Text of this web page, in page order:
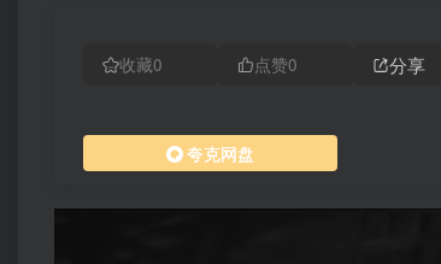
收藏0 点赞0 分享
夸克网盘